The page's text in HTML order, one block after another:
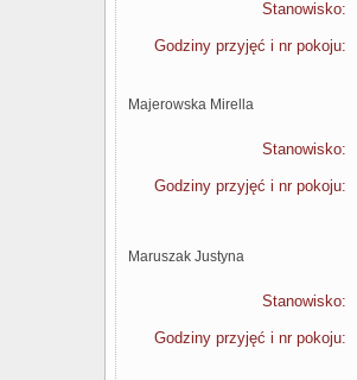
Stanowisko:
Godziny przyjęć i nr pokoju:
Majerowska Mirella
Stanowisko:
Godziny przyjęć i nr pokoju:
Maruszak Justyna
Stanowisko:
Godziny przyjęć i nr pokoju: